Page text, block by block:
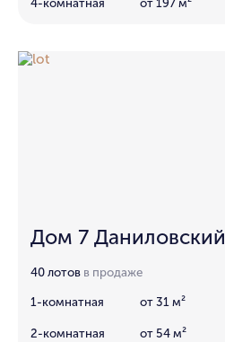
Дом 7 Даниловский
40 лотов в продаже
1-комнатная от 31 м²
2-комнатная от 54 м²